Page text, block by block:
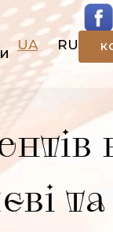
UA RU
та